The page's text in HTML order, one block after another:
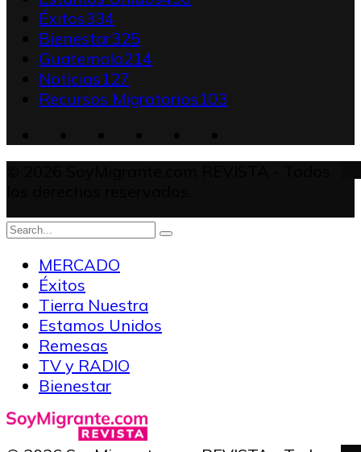
Éxitos334
Bienestar325
Guatemala214
Noticias127
Recursos Migratorios103
MERCADO
Éxitos
Tierra Nuestra
Estamos Unidos
Remesas
TV y RADIO
Bienestar